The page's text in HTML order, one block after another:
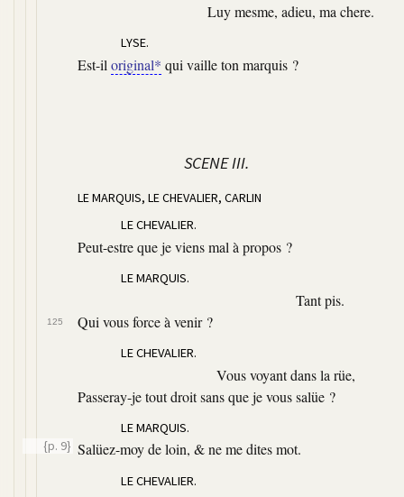
Luy mesme, adieu, ma chere.
LYSE.
Est-il original* qui vaille ton marquis ?
SCENE III.
LE MARQUIS, LE CHEVALIER, CARLIN
LE CHEVALIER.
Peut-estre que je viens mal à propos ?
LE MARQUIS.
Tant pis.
125 Qui vous force à venir ?
LE CHEVALIER.
Vous voyant dans la rüe,
Passeray-je tout droit sans que je vous salüe ?
LE MARQUIS.
{p. 9} Salüez-moy de loin, & ne me dites mot.
LE CHEVALIER.